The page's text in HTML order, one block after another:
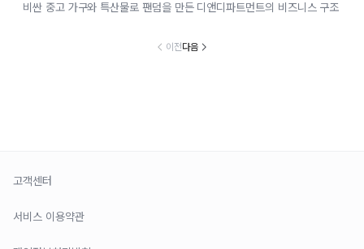
비싼 중고 가구와 특산물로 팬덤을 만든 디앤디파트먼트의 비즈니스 구조
이전다음
고객센터
서비스 이용약관